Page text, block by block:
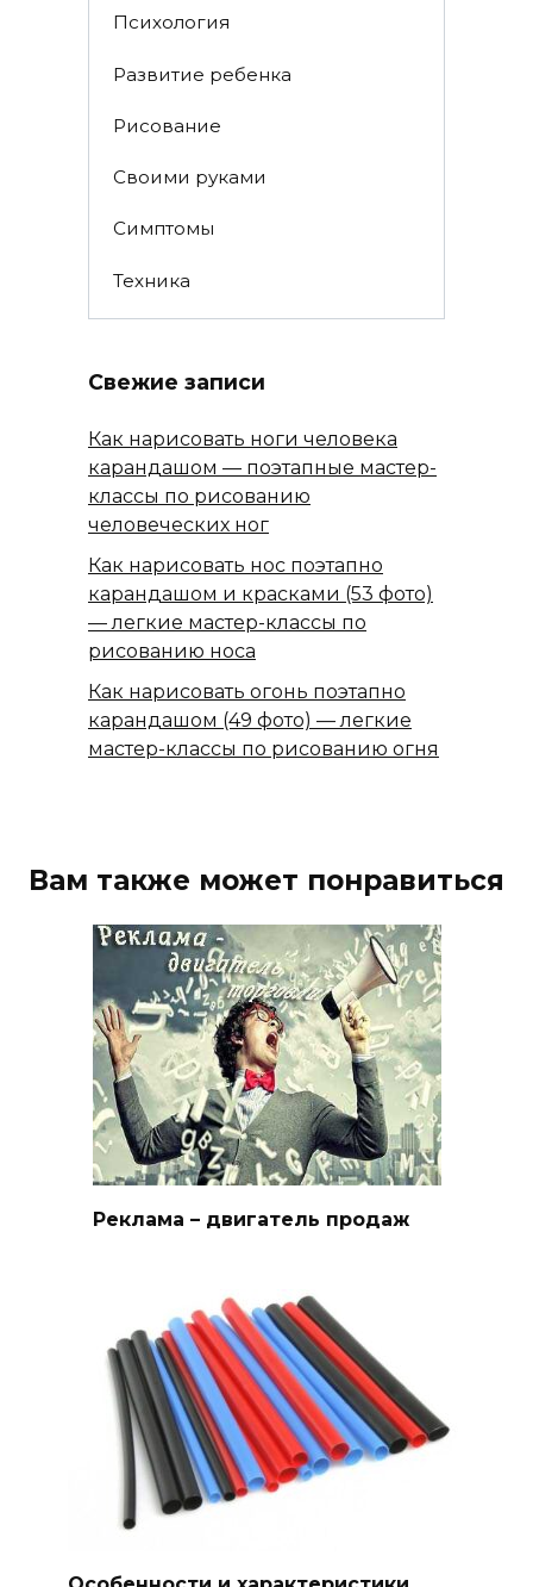
Психология
Развитие ребенка
Рисование
Своими руками
Симптомы
Техника
Свежие записи
Как нарисовать ноги человека
карандашом — поэтапные мастер-
классы по рисованию
человеческих ног
Как нарисовать нос поэтапно
карандашом и красками (53 фото)
— легкие мастер-классы по
рисованию носа
Как нарисовать огонь поэтапно
карандашом (49 фото) — легкие
мастер-классы по рисованию огня
Вам также может понравиться
Реклама – двигатель продаж